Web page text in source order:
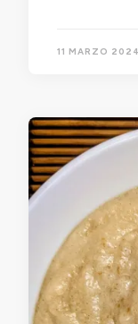
11 MARZO 2024